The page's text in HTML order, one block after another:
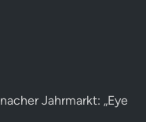
Jahrmarkt: „Eye